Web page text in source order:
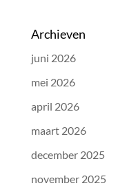
Archieven
juni 2026
mei 2026
april 2026
maart 2026
december 2025
november 2025